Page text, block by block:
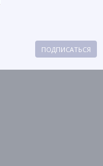
ПОДПИСАТЬСЯ